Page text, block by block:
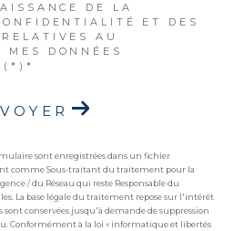
DE LA
ET DES
AU
DONNÉES
(*)*
sont enregistrées dans un fichier
comme Sous-traitant du traitement pour la
/ du Réseau qui reste Responsable du
La base légale du traitement repose sur l'intérêt
sont conservées jusqu'à demande de suppression
Conformément à la loi « informatique et libertés